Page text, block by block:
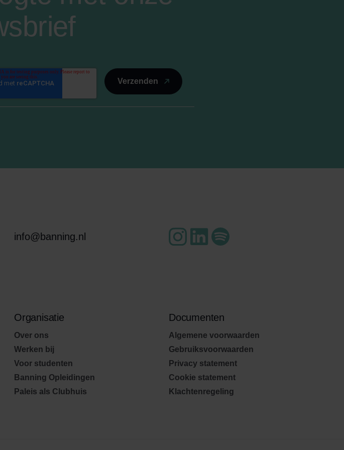
info@banning.nl
Organisatie
Over ons
Werken bij
Voor studenten
Banning Opleidingen
Paleis als Clubhuis
Documenten
Algemene voorwaarden
Gebruiksvoorwaarden
Privacy statement
Cookie statement
Klachtenregeling